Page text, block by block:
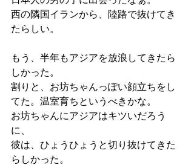
西の隣国イランから、陸路で抜けてき
たらしい。
もう、半年もアジアを放浪してきたら
しかった。
割りと、お坊ちゃんっぽい顔立ちをし
てた。温室育ちというべきかな。
お坊ちゃんにアジアはキツいだろう
に、
彼は、ひょうひょうと切り抜けてきた
らしかった。